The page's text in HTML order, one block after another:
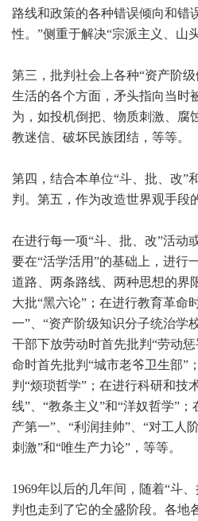
路线和政策的各种错误倾向和错
性。”侧重于解决“宗派主义、山
第三，批判社会上各种“资产阶
生活的各个方面，矛头指向当时
为，如投机倒把、物质刺激、腐
教迷信、破坏民族团结，等等。
第四，结合本单位“斗、批、改”
判。第五，作为改造世界观手段
在进行每一项“斗、批、改”活动
要在“活学活用”的基础上，进行
道路、两条路线、两种思想的界
大批“黑六论”；在进行教育革命
一”、“资产阶级知识分子统治学
干部下放劳动时首先批判“劳动
命时首先批判“城市老爷卫生部”
判“烦琐哲学”；在进行科研和技
线”、“教条主义”和“洋奴哲学”
产第一”、“利润挂帅”、“对工人
刺激”和“唯生产力论”，等等。
1969年以后的几年间，随着“斗
判也走到了它的全盛阶段。各地